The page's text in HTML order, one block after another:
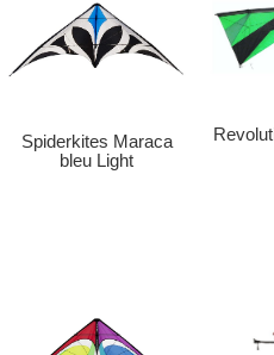
Spiderkites Maraca
bleu Light